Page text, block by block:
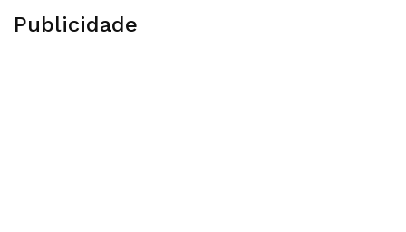
Publicidade